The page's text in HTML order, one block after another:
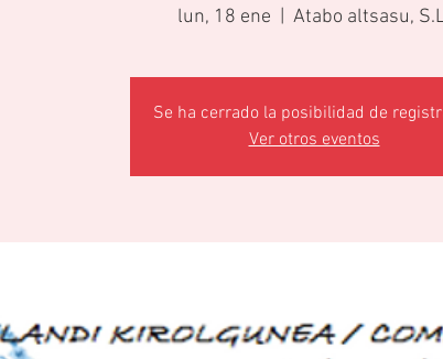
lun, 18 ene Atabo altsasu,
Se ha cerrado la posibilidad de
Ver otros eventos